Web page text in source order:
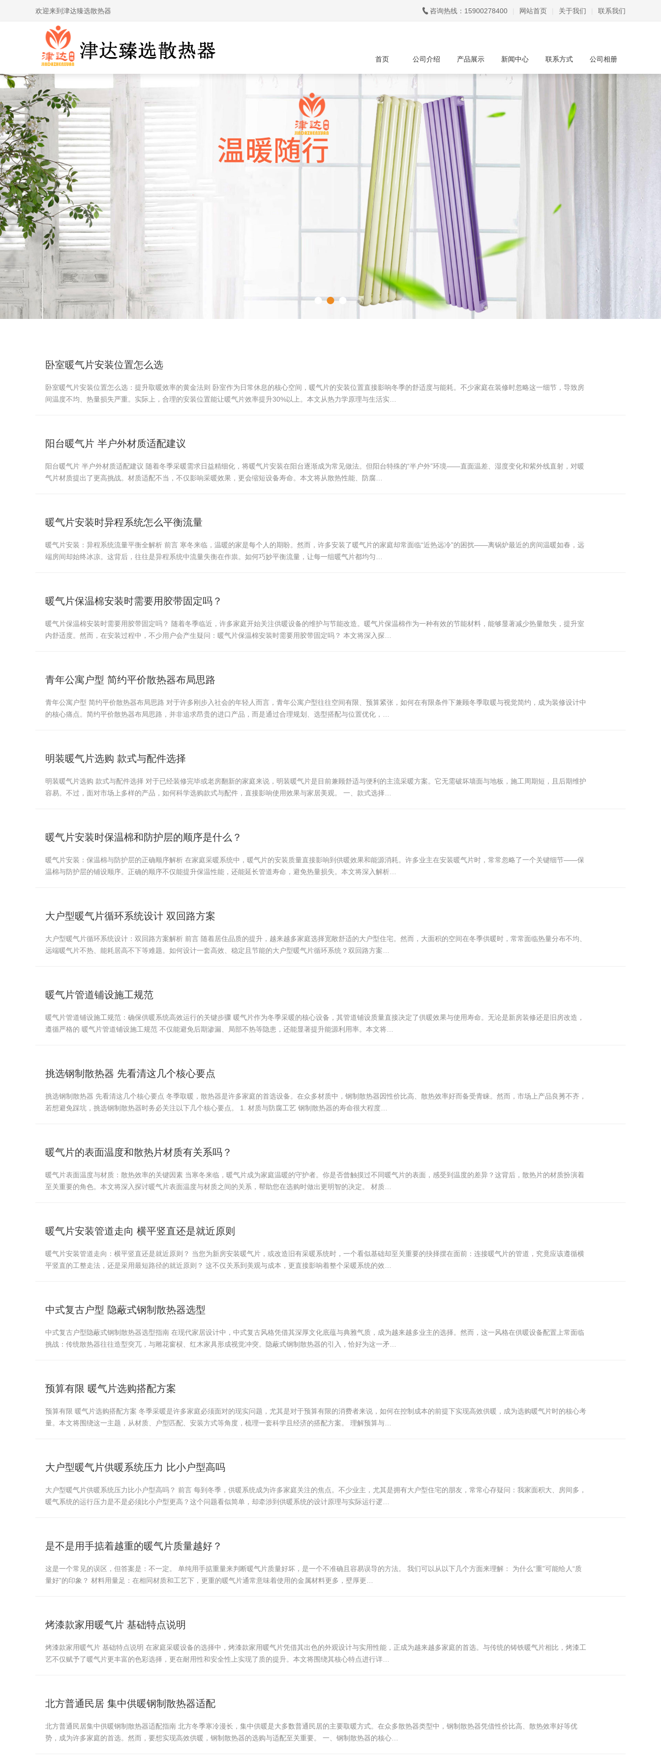
欢迎来到津达臻选散热器  咨询热线：15900278400 网站首页 关于我们 联系我们
首页 公司介绍 产品展示 新闻中心 联系方式 公司相册
新闻中心
新闻中心
一站式采暖产品供应商
卧室暖气片安装位置怎么选
卧室暖气片安装位置怎么选：提升取暖效率的黄金法则 卧室作为日常休息的核心空间，暖气片的安装位置直接影响冬季的舒适度与能耗。不少家庭在装修时忽略这一细节，导致房
间温度不均、热量损失严重。实际上，合理的安装位置能让暖气片效率提升30%以上。本文从热力学原理与生活实…
阳台暖气片 半户外材质适配建议
阳台暖气片 半户外材质适配建议 随着冬季采暖需求日益精细化，将暖气片安装在阳台逐渐成为常见做法。但阳台特殊的“半户外”环境——直面温差、湿度变化和紫外线直射，对暖
气片材质提出了更高挑战。材质适配不当，不仅影响采暖效果，更会缩短设备寿命。本文将从散热性能、防腐…
暖气片安装时异程系统怎么平衡流量
暖气片安装：异程系统流量平衡全解析 前言 寒冬来临，温暖的家是每个人的期盼。然而，许多安装了暖气片的家庭却常面临“近热远冷”的困扰——离锅炉最近的房间温暖如春，远
端房间却始终冰凉。这背后，往往是异程系统中流量失衡在作祟。如何巧妙平衡流量，让每一组暖气片都均匀…
暖气片保温棉安装时需要用胶带固定吗？
暖气片保温棉安装时需要用胶带固定吗？ 随着冬季临近，许多家庭开始关注供暖设备的维护与节能改造。暖气片保温棉作为一种有效的节能材料，能够显著减少热量散失，提升室
内舒适度。然而，在安装过程中，不少用户会产生疑问：暖气片保温棉安装时需要用胶带固定吗？ 本文将深入探…
青年公寓户型 简约平价散热器布局思路
青年公寓户型 简约平价散热器布局思路 对于许多刚步入社会的年轻人而言，青年公寓户型往往空间有限、预算紧张，如何在有限条件下兼顾冬季取暖与视觉简约，成为装修设计中
的核心痛点。简约平价散热器布局思路，并非追求昂贵的进口产品，而是通过合理规划、选型搭配与位置优化，…
明装暖气片选购 款式与配件选择
明装暖气片选购 款式与配件选择 对于已经装修完毕或老房翻新的家庭来说，明装暖气片是目前兼顾舒适与便利的主流采暖方案。它无需破坏墙面与地板，施工周期短，且后期维护
容易。不过，面对市场上多样的产品，如何科学选购款式与配件，直接影响使用效果与家居美观。 一、款式选择…
暖气片安装时保温棉和防护层的顺序是什么？
暖气片安装：保温棉与防护层的正确顺序解析 在家庭采暖系统中，暖气片的安装质量直接影响到供暖效果和能源消耗。许多业主在安装暖气片时，常常忽略了一个关键细节——保
温棉与防护层的铺设顺序。正确的顺序不仅能提升保温性能，还能延长管道寿命，避免热量损失。本文将深入解析…
大户型暖气片循环系统设计 双回路方案
大户型暖气片循环系统设计：双回路方案解析 前言 随着居住品质的提升，越来越多家庭选择宽敞舒适的大户型住宅。然而，大面积的空间在冬季供暖时，常常面临热量分布不均、
远端暖气片不热、能耗居高不下等难题。如何设计一套高效、稳定且节能的大户型暖气片循环系统？双回路方案…
暖气片管道铺设施工规范
暖气片管道铺设施工规范：确保供暖系统高效运行的关键步骤 暖气片作为冬季采暖的核心设备，其管道铺设质量直接决定了供暖效果与使用寿命。无论是新房装修还是旧房改造，
遵循严格的 暖气片管道铺设施工规范 不仅能避免后期渗漏、局部不热等隐患，还能显著提升能源利用率。本文将…
挑选钢制散热器 先看清这几个核心要点
挑选钢制散热器 先看清这几个核心要点 冬季取暖，散热器是许多家庭的首选设备。在众多材质中，钢制散热器因性价比高、散热效率好而备受青睐。然而，市场上产品良莠不齐，
若想避免踩坑，挑选钢制散热器时务必关注以下几个核心要点。 1. 材质与防腐工艺 钢制散热器的寿命很大程度…
暖气片的表面温度和散热片材质有关系吗？
暖气片表面温度与材质：散热效率的关键因素 当寒冬来临，暖气片成为家庭温暖的守护者。你是否曾触摸过不同暖气片的表面，感受到温度的差异？这背后，散热片的材质扮演着
至关重要的角色。本文将深入探讨暖气片表面温度与材质之间的关系，帮助您在选购时做出更明智的决定。 材质…
暖气片安装管道走向 横平竖直还是就近原则
暖气片安装管道走向：横平竖直还是就近原则？ 当您为新房安装暖气片，或改造旧有采暖系统时，一个看似基础却至关重要的抉择摆在面前：连接暖气片的管道，究竟应该遵循横
平竖直的工整走法，还是采用最短路径的就近原则？ 这不仅关系到美观与成本，更直接影响着整个采暖系统的效…
中式复古户型 隐蔽式钢制散热器选型
中式复古户型隐蔽式钢制散热器选型指南 在现代家居设计中，中式复古风格凭借其深厚文化底蕴与典雅气质，成为越来越多业主的选择。然而，这一风格在供暖设备配置上常面临
挑战：传统散热器往往造型突兀，与雕花窗棂、红木家具形成视觉冲突。隐蔽式钢制散热器的引入，恰好为这一矛…
预算有限 暖气片选购搭配方案
预算有限 暖气片选购搭配方案 冬季采暖是许多家庭必须面对的现实问题，尤其是对于预算有限的消费者来说，如何在控制成本的前提下实现高效供暖，成为选购暖气片时的核心考
量。本文将围绕这一主题，从材质、户型匹配、安装方式等角度，梳理一套科学且经济的搭配方案。 理解预算与…
大户型暖气片供暖系统压力 比小户型高吗
大户型暖气片供暖系统压力比小户型高吗？ 前言 每到冬季，供暖系统成为许多家庭关注的焦点。不少业主，尤其是拥有大户型住宅的朋友，常常心存疑问：我家面积大、房间多，
暖气系统的运行压力是不是必须比小户型更高？这个问题看似简单，却牵涉到供暖系统的设计原理与实际运行逻…
是不是用手掂着越重的暖气片质量越好？
这是一个常见的误区，但答案是：不一定。 单纯用手掂重量来判断暖气片质量好坏，是一个不准确且容易误导的方法。 我们可以从以下几个方面来理解： 为什么“重”可能给人“质
量好”的印象？ 材料用量足：在相同材质和工艺下，更重的暖气片通常意味着使用的金属材料更多，壁厚更…
烤漆款家用暖气片 基础特点说明
烤漆款家用暖气片 基础特点说明 在家庭采暖设备的选择中，烤漆款家用暖气片凭借其出色的外观设计与实用性能，正成为越来越多家庭的首选。与传统的铸铁暖气片相比，烤漆工
艺不仅赋予了暖气片更丰富的色彩选择，更在耐用性和安全性上实现了质的提升。本文将围绕其核心特点进行详…
北方普通民居 集中供暖钢制散热器适配
北方普通民居集中供暖钢制散热器适配指南 北方冬季寒冷漫长，集中供暖是大多数普通民居的主要取暖方式。在众多散热器类型中，钢制散热器凭借性价比高、散热效率好等优
势，成为许多家庭的首选。然而，要想实现高效供暖，钢制散热器的选购与适配至关重要。 一、钢制散热器的核心…